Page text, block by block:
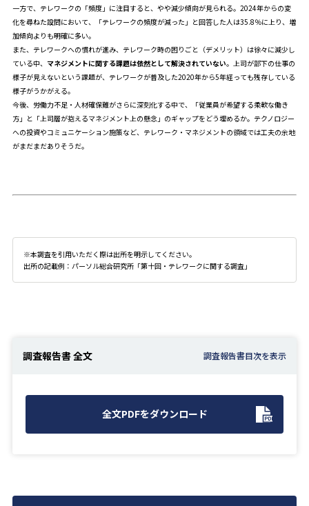
一方で、テレワークの「頻度」に注目すると、やや減少傾向が見られる。2024年からの変
化を尋ねた設問において、「テレワークの頻度が減った」と回答した人は35.8％に上り、増
加傾向よりも明確に多い。
また、テレワークへの慣れが進み、テレワーク時の困りごと（デメリット）は徐々に減少し
ている中、 マネジメントに関する課題は依然として解決されていない。上司が部下の仕事の
様子が見えないという課題が、テレワークが普及した2020年から5年経っても残存している
様子がうかがえる。
今後、労働力不足・人材確保難がさらに深刻化する中で、「従業員が希望する柔軟な働き
方」と「上司層が抱えるマネジメント上の懸念」のギャップをどう埋めるか。テクノロジー
への投資やコミュニケーション施策など、テレワーク・マネジメントの領域では工夫の余地
がまだまだありそうだ。
※本調査を引用いただく際は出所を明示してください。
出所の記載例：パーソル総合研究所「第十回・テレワークに関する調査」
調査報告書 全文
全文PDFをダウンロード